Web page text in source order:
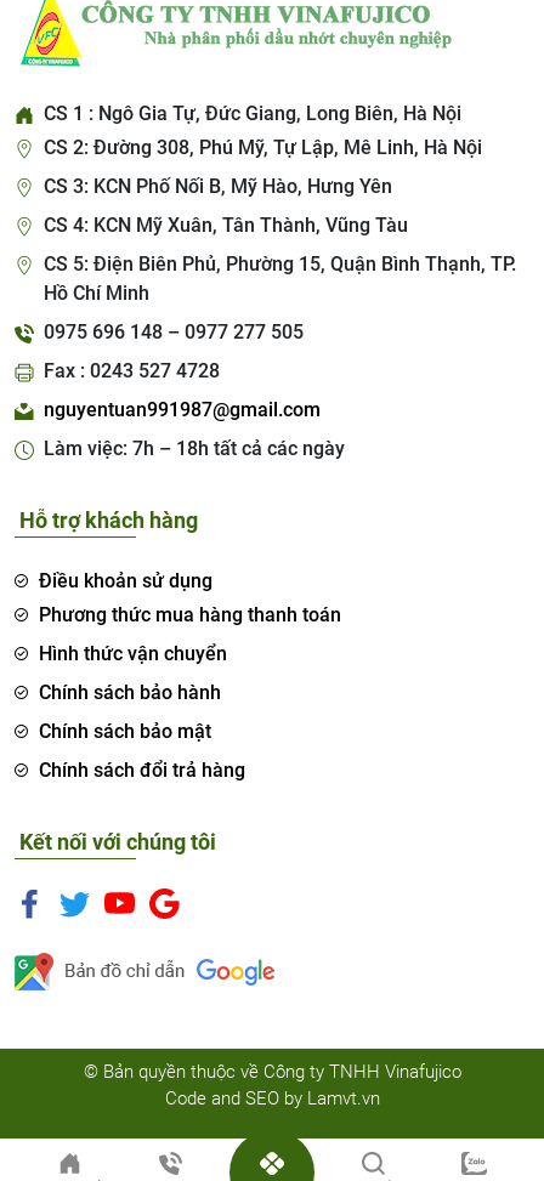
CS 1 : Ngô Gia Tự, Đức Giang, Long Biên, Hà Nội
CS 2: Đường 308, Phú Mỹ, Tự Lập, Mê Linh, Hà Nội
CS 3: KCN Phố Nối B, Mỹ Hào, Hưng Yên
CS 4: KCN Mỹ Xuân, Tân Thành, Vũng Tàu
CS 5: Điện Biên Phủ, Phường 15, Quận Bình Thạnh, TP.
Hồ Chí Minh
0975 696 148 – 0977 277 505
Fax : 0243 527 4728
nguyentuan991987@gmail.com
Làm việc: 7h – 18h tất cả các ngày
Hỗ trợ khách hàng
Điều khoản sử dụng
Phương thức mua hàng thanh toán
Hình thức vận chuyển
Chính sách bảo hành
Chính sách bảo mật
Chính sách đổi trả hàng
Kết nối với chúng tôi
© Bản quyền thuộc về Công ty TNHH Vinafujico
Code and SEO by Lamvt.vn